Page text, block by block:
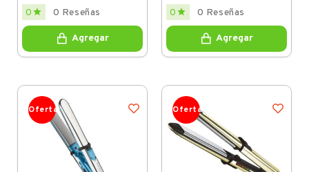
Regular
price
Price
0  0 Reseñas
Agregar
Regular
price
Price
0  0 Reseñas
Agregar
Oferta Oferta